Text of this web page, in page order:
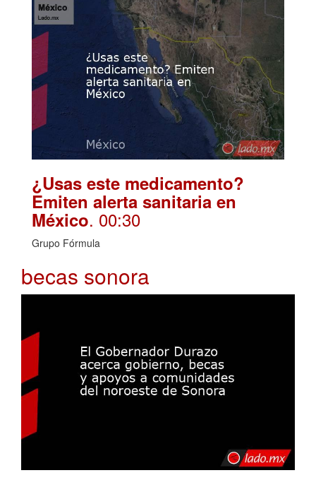
¿Usas este medicamento?
Emiten alerta sanitaria en
México. 00:30
Grupo Fórmula
becas sonora